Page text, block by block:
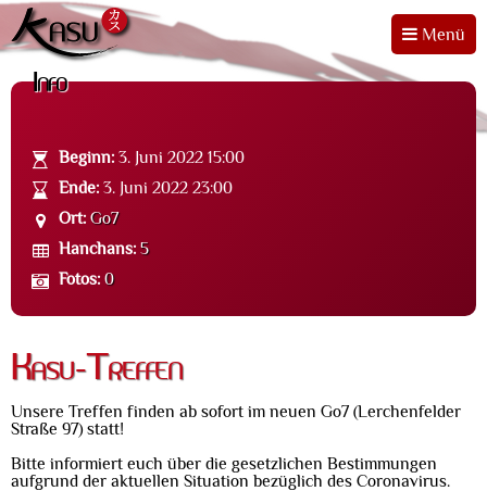
Menü
Info
Beginn: 3. Juni 2022 15:00
Ende: 3. Juni 2022 23:00
Ort: Go7
Hanchans: 5
Fotos: 0
Kasu-Treffen
Unsere Treffen finden ab sofort im neuen Go7 (Lerchenfelder
Straße 97) statt!
Bitte informiert euch über die gesetzlichen Bestimmungen
aufgrund der aktuellen Situation bezüglich des Coronavirus.